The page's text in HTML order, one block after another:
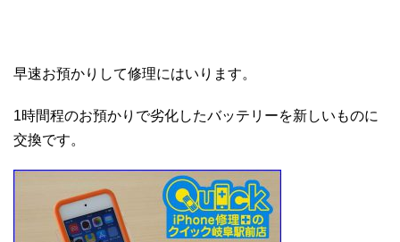
早速お預かりして修理にはいります。
1時間程のお預かりで劣化したバッテリーを新しいものに
交換です。